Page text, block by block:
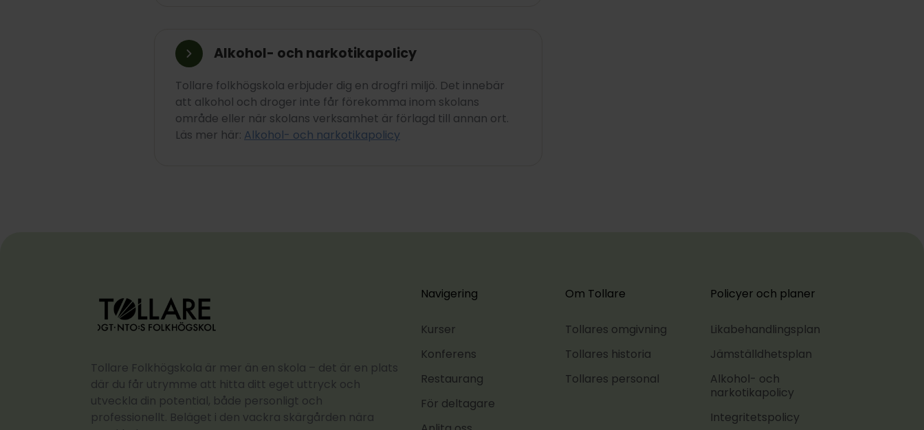
Alkohol- och narkotikapolicy
Tollare folkhögskola erbjuder dig en drogfri miljö. Det innebär
att alkohol och droger inte får förekomma inom skolans
område eller när skolans verksamhet är förlagd till annan ort.
Läs mer här: Alkohol- och narkotikapolicy
Tollare Folkhögskola är mer än en skola – det är en plats
där du får utrymme att hitta ditt eget uttryck och
utveckla din potential, både personligt och
professionellt. Beläget i den vackra skärgården nära
Navigering
Kurser
Konferens
Restaurang
För deltagare
Om Tollare
Tollares omgivning
Tollares historia
Tollares personal
Policyer och planer
Likabehandlingsplan
Jämställdhetsplan
Alkohol- och
narkotikapolicy
Integritetspolicy